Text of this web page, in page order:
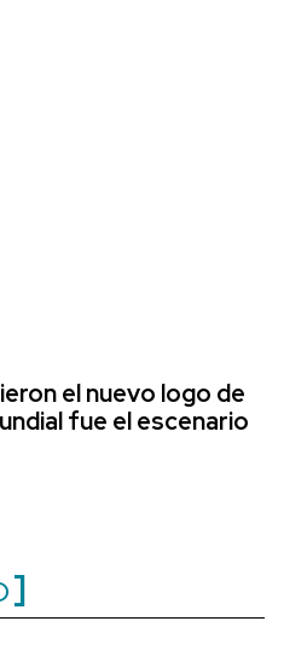
el nuevo logo de
fue el escenario